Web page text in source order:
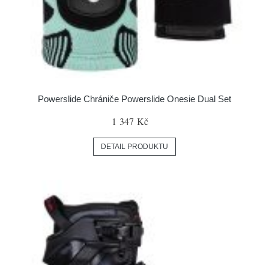
Powerslide Chrániče Powerslide Onesie Dual Set
1 347 Kč
DETAIL PRODUKTU